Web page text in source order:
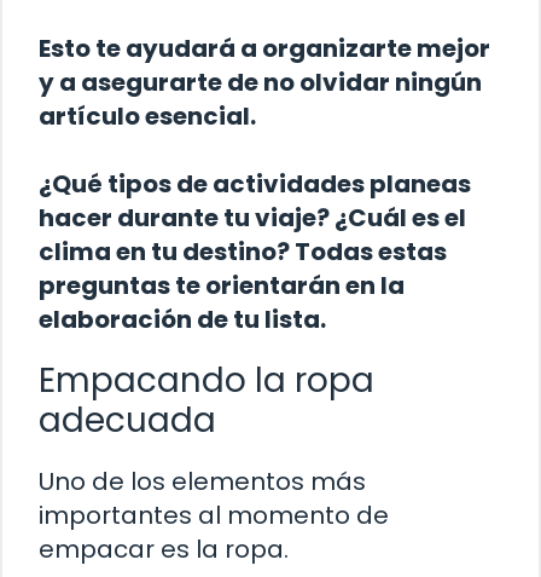
Esto te ayudará a organizarte mejor
y a asegurarte de no olvidar ningún
artículo esencial.
¿Qué tipos de actividades planeas
hacer durante tu viaje? ¿Cuál es el
clima en tu destino? Todas estas
preguntas te orientarán en la
elaboración de tu lista.
Empacando la ropa
adecuada
Uno de los elementos más
importantes al momento de
empacar es la ropa.